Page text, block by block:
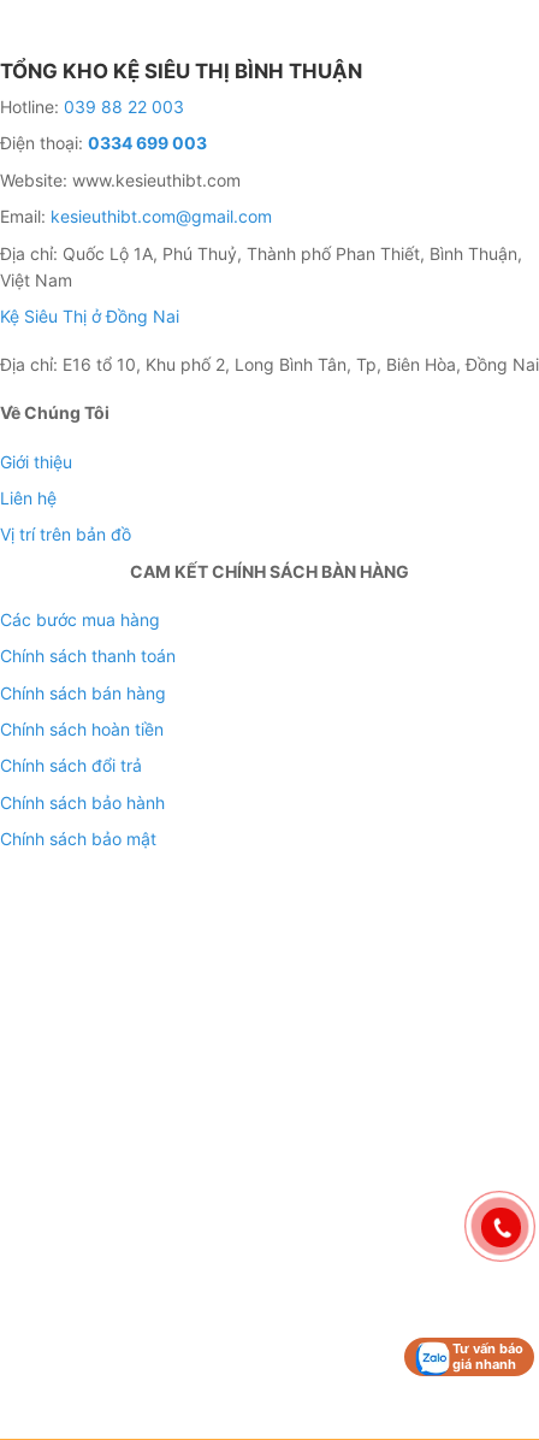
TỔNG KHO KỆ SIÊU THỊ BÌNH THUẬN
Hotline: 039 88 22 003
Điện thoại: 0334 699 003
Website: www.kesieuthibt.com
Email: kesieuthibt.com@gmail.com
Địa chỉ: Quốc Lộ 1A, Phú Thuỷ, Thành phố Phan Thiết, Bình Thuận,
Việt Nam
Kệ Siêu Thị ở Đồng Nai
Địa chỉ: E16 tổ 10, Khu phố 2, Long Bình Tân, Tp, Biên Hòa, Đồng Nai
Về Chúng Tôi
Giới thiệu
Liên hệ
Vị trí trên bản đồ
CAM KẾT CHÍNH SÁCH BÀN HÀNG
Các bước mua hàng
Chính sách thanh toán
Chính sách bán hàng
Chính sách hoàn tiền
Chính sách đổi trả
Chính sách bảo hành
Chính sách bảo mật
Tư vấn báo
giá nhanh